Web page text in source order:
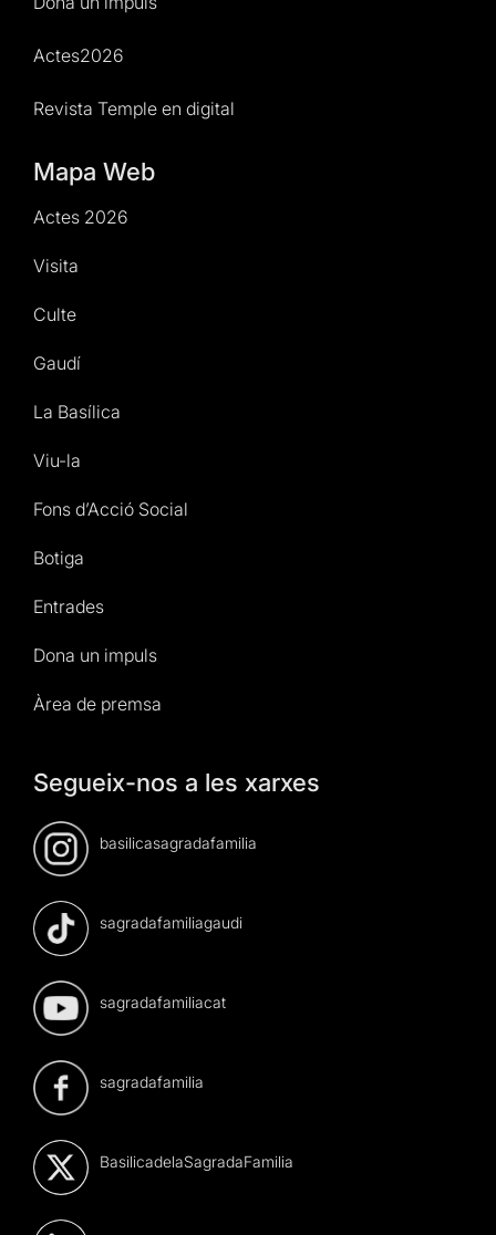
Actes2026
Revista Temple en digital
Mapa Web
Actes 2026
Visita
Culte
Gaudí
La Basílica
Viu-la
Fons d’Acció Social
Botiga
Entrades
Dona un impuls
Àrea de premsa
Segueix-nos a les xarxes
basilicasagradafamilia
sagradafamiliagaudi
sagradafamiliacat
sagradafamilia
BasilicadelaSagradaFamilia